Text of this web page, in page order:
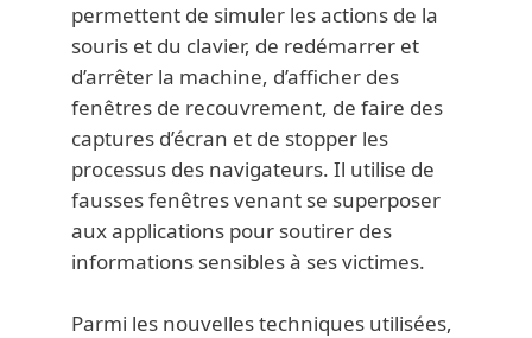
permettent de simuler les actions de la
souris et du clavier, de redémarrer et
d’arrêter la machine, d’afficher des
fenêtres de recouvrement, de faire des
captures d’écran et de stopper les
processus des navigateurs. Il utilise de
fausses fenêtres venant se superposer
aux applications pour soutirer des
informations sensibles à ses victimes.
Parmi les nouvelles techniques utilisées,